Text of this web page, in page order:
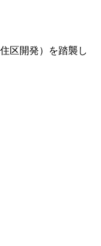
区開発）を踏襲し